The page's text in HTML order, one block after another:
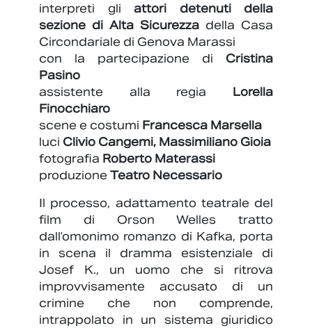
interpreti gli attori detenuti della
sezione di Alta Sicurezza della Casa
Circondariale di Genova Marassi
con la partecipazione di Cristina
Pasino
assistente alla regia Lorella
Finocchiaro
scene e costumi Francesca Marsella
luci Clivio Cangemi, Massimiliano Gioia
fotografia Roberto Materassi
produzioneTeatro Necessario
Il processo, adattamento teatrale del
film di Orson Welles tratto
dall’omonimo romanzo di Kafka, porta
in scena il dramma esistenziale di
Josef K., un uomo che si ritrova
improvvisamente accusato di un
crimine che non comprende,
intrappolato in un sistema giuridico